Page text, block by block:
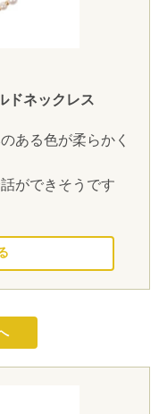
ドネックレス
ある色が柔らかく
ができそうです